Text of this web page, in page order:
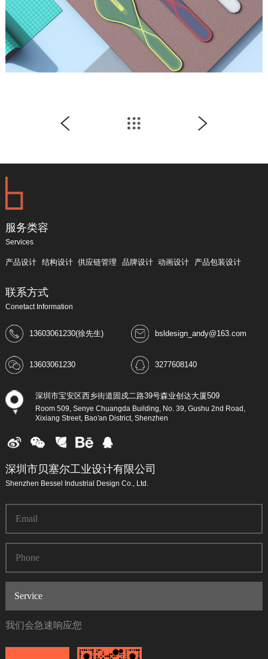
服务类容
Services
产品设计 结构设计 供应链管理 品牌设计 动画设计 产品包装设计
联系方式
Conetact Information
13603061230(徐先生) bsldesign_andy@163.com
13603061230 3277608140
深圳市宝安区西乡街道固戍二路39号森业创达大厦509
Room 509, Senye Chuangda Building, No. 39, Gushu 2nd Road,
Xixiang Street, Bao'an District, Shenzhen
深圳市贝塞尔工业设计有限公司
Shenzhen Bessel Industrial Design Co., Ltd.
我们会急速响应您